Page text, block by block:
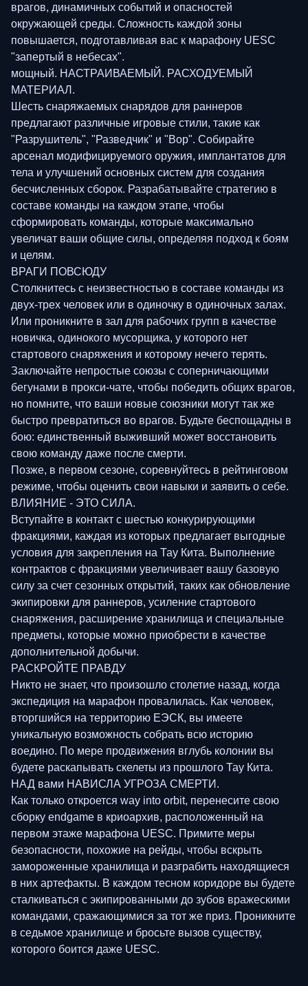
врагов, динамичных событий и опасностей
окружающей среды. Сложность каждой зоны
повышается, подготавливая вас к марафону UESC
"запертый в небесах".
мощный. НАСТРАИВАЕМЫЙ. РАСХОДУЕМЫЙ
МАТЕРИАЛ.
Шесть снаряжаемых снарядов для раннеров
предлагают различные игровые стили, такие как
"Разрушитель", "Разведчик" и "Вор". Собирайте
арсенал модифицируемого оружия, имплантатов для
тела и улучшений основных систем для создания
бесчисленных сборок. Разрабатывайте стратегию в
составе команды на каждом этапе, чтобы
сформировать команды, которые максимально
увеличат ваши общие силы, определяя подход к боям
и целям.
ВРАГИ ПОВСЮДУ
Столкнитесь с неизвестностью в составе команды из
двух-трех человек или в одиночку в одиночных залах.
Или проникните в зал для рабочих групп в качестве
новичка, одинокого мусорщика, у которого нет
стартового снаряжения и которому нечего терять.
Заключайте непростые союзы с соперничающими
бегунами в прокси-чате, чтобы победить общих врагов,
но помните, что ваши новые союзники могут так же
быстро превратиться во врагов. Будьте беспощадны в
бою: единственный выживший может восстановить
свою команду даже после смерти.
Позже, в первом сезоне, соревнуйтесь в рейтинговом
режиме, чтобы оценить свои навыки и заявить о себе.
ВЛИЯНИЕ - ЭТО СИЛА.
Вступайте в контакт с шестью конкурирующими
фракциями, каждая из которых предлагает выгодные
условия для закрепления на Тау Кита. Выполнение
контрактов с фракциями увеличивает вашу базовую
силу за счет сезонных открытий, таких как обновление
экипировки для раннеров, усиление стартового
снаряжения, расширение хранилища и специальные
предметы, которые можно приобрести в качестве
дополнительной добычи.
РАСКРОЙТЕ ПРАВДУ
Никто не знает, что произошло столетие назад, когда
экспедиция на марафон провалилась. Как человек,
вторгшийся на территорию ЕЭСК, вы имеете
уникальную возможность собрать всю историю
воедино. По мере продвижения вглубь колонии вы
будете раскапывать скелеты из прошлого Тау Кита.
НАД вами НАВИСЛА УГРОЗА СМЕРТИ.
Как только откроется way into orbit, перенесите свою
сборку endgame в криоархив, расположенный на
первом этаже марафона UESC. Примите меры
безопасности, похожие на рейды, чтобы вскрыть
замороженные хранилища и разграбить находящиеся
в них артефакты. В каждом тесном коридоре вы будете
сталкиваться с экипированными до зубов вражескими
командами, сражающимися за тот же приз. Проникните
в седьмое хранилище и бросьте вызов существу,
которого боится даже UESC.